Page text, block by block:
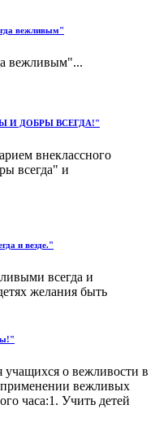
вежливым"
вежливым"...
И ДОБРЫ ВСЕГДА!"
внеклассного
всегда" и
и везде."
всегда и
желания быть
учащихся о вежливости в
вежливых
часа:1. Учить детей